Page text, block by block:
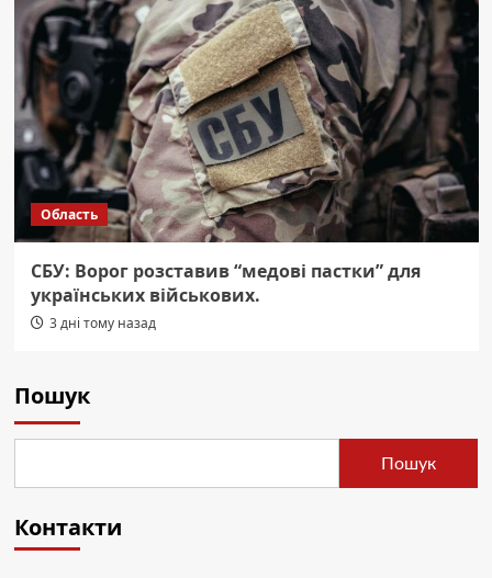
Область
СБУ: Ворог розставив “медові пастки” для
українських військових.
3 дні тому назад
Пошук
Пошук
Контакти